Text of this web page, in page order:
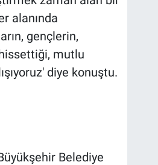
alanında
gençlerin,
mutlu
diye konuştu.
Belediye